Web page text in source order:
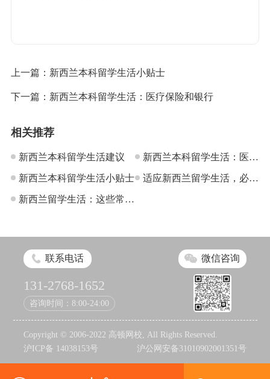
上一篇： 新西兰本科留学生活小贴士
下一篇： 新西兰本科留学生活：医疗保险和银行
相关推荐
新西兰本科留学生活建议 新西兰本科留学生活：医疗
保险和银行
新西兰本科留学生活小贴士 适应新西兰留学生活，必须
新西兰留学生活：这些常识
联系电话
131-2768-1652
咨询时间：8:00-24:00
微信咨询
Copyright © 2006-2022 高顿网校, All Rights Reserved.
沪ICP备 14038153号
沪公网安备31010902001351号